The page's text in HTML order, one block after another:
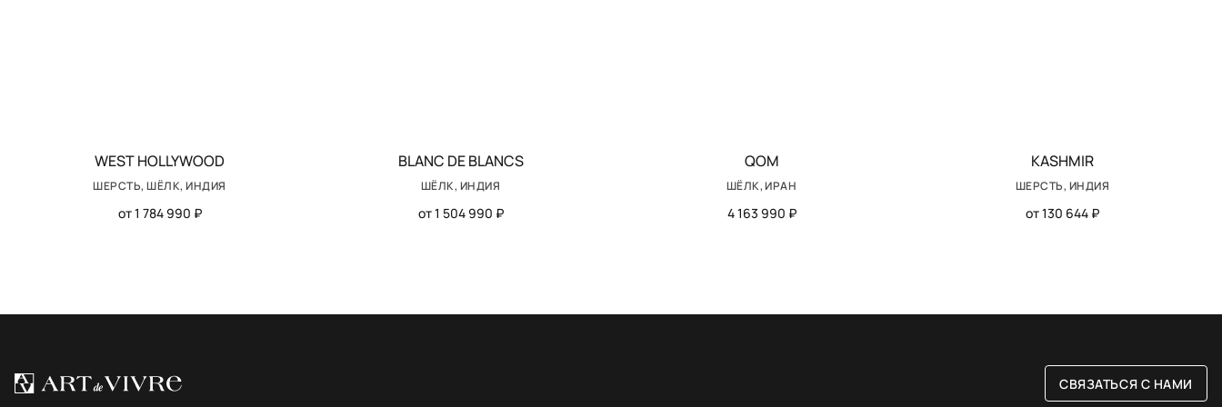
WEST HOLLYWOOD
ШЕРСТЬ, ШЁЛК, ИНДИЯ
от 1 784 990 ₽
BLANC DE BLANCS
ШЁЛК, ИНДИЯ
от 1 504 990 ₽
QOM
ШЁЛК, ИРАН
4 163 990 ₽
KASHMIR
ШЕРСТЬ, ИНДИЯ
от 130 644 ₽
СВЯЗАТЬСЯ С НАМИ